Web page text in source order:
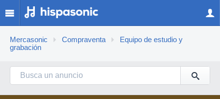
Mercasonic Compraventa
Equipo de estudio y
grabación